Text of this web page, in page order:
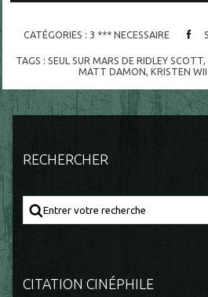
CATÉGORIES : 3 *** NECESSAIRE
TAGS : SEUL SUR MARS DE RIDLEY SCOTT,
MATT DAMON KRISTEN
RECHERCHER
CITATION CINÉPHILE